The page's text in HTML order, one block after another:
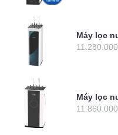
Máy lọc
Máy lọc